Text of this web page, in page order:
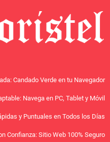
Candado Verde en tu Navegador
Navega en PC, Tablet y Móvil
y Puntuales en Todos los Días
Confianza: Sitio Web 100% Seguro